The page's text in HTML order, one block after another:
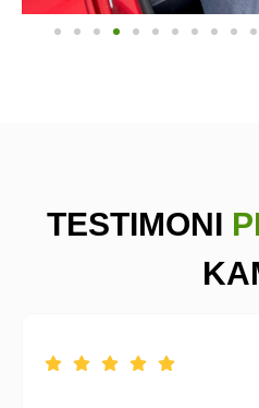
TESTIMONI